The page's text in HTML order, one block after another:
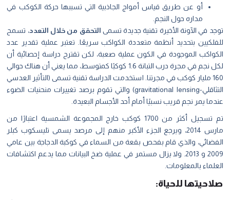
أو عن طريق قياس أمواج الجاذبية التي تسببها حركة الكوكب في
مداره حول النجم.
توجد في الآونة الأخيرة تقنية جديدة تسمى التحقق من خلال التعدد، تسمح
للفلكيين بتحديد أنظمة متعددة الكواكب سريعًا. تعتبر عملية تقدير عدد
الكواكب الموجودة في الكون عملية صعبة، لكن تقترح دراسة إحصائية أن
لكل نجم في مجرة درب التبانة 1.6 كوكبًا كمتوسط، مما يعني أن هناك حوالي
160 مليار كوكب في مجرتنا. استخدمت الدراسة تقنية تسمى (التأثير العدسي
التثاقلي-gravitational lensing) والتي تقوم برصد تغييرات منحنيات الضوء
عندما يمر نجم قريب نسبيًا أمام أحد الأجسام البعيدة.
تم تسجيل أكثر من 1700 كوكب خارج المجموعة الشمسية اعتبارًا من
مارس 2014، ويرجع الجزء الأكبر منهم إلى مرصد يسمى تليسكوب كبلر
الفضائي، والذي قام بفحص بقعة من السماء في كوكبة الدجاجة بين عامي
2009 و 2013. ولا يزال مستمر في عملية ضخ البيانات مما يدعم اكتشافات
العلماء بالمعلومات.
صلاحيتها للحياة: